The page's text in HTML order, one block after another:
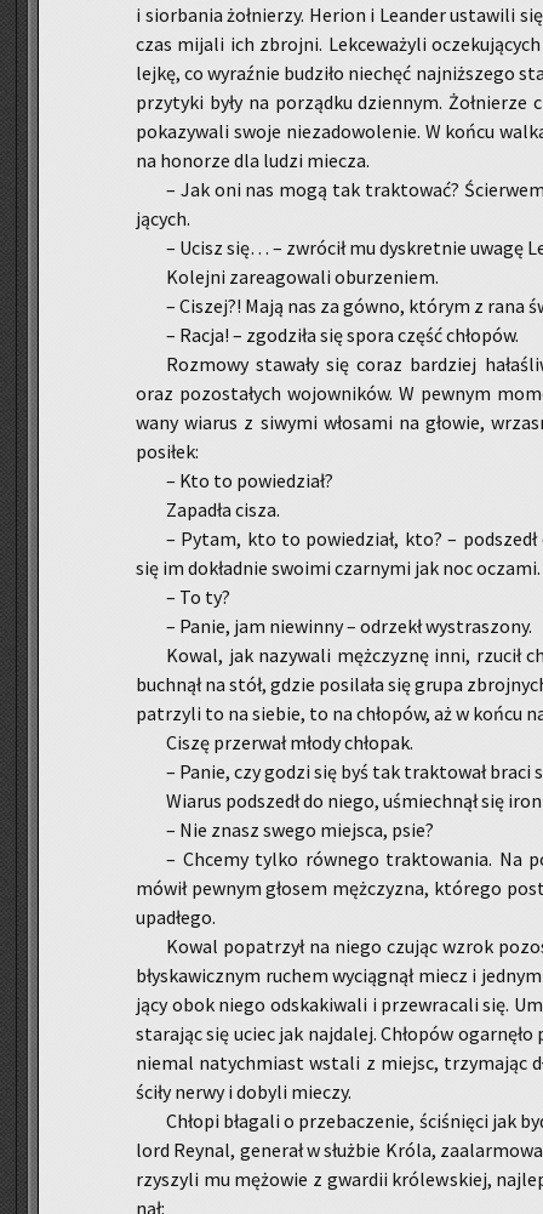
i sior­ba­nia żoł­nie­rzy. He­rion i Le­an­der usta­wi­li
czas mi­ja­li ich zbroj­ni. Lek­ce­wa­ży­li
lej­kę, co wy­raź­nie bu­dzi­ło nie­chęć naj­niż­sze­go
przy­ty­ki były na po­rząd­ku dzien­nym.
po­ka­zy­wa­li swoje nie­za­do­wo­le­nie. W końcu
na ho­no­rze dla ludzi mie­cza.
– Jak oni nas mogą tak trak­to­wać?
ją­cych.
– Ucisz się… – zwró­cił mu dys­kret­nie uwagę
Ko­lej­ni za­re­ago­wa­li obu­rze­niem.
– Ci­szej?! Mają nas za gówno, któ­rym z rana
– Racja! – zgo­dzi­ła się spora część chło­pów.
Roz­mo­wy sta­wa­ły się coraz bar­dziej
oraz po­zo­sta­łych wo­jow­ni­ków. W pew­nym
wa­ny wia­rus z si­wy­mi wło­sa­mi na gło­wie,
po­si­łek:
– Kto to po­wie­dział?
Za­pa­dła cisza.
– Pytam, kto to po­wie­dział, kto? – pod­szedł
się im do­kład­nie swo­imi czar­ny­mi jak noc ocza­mi.
– To ty?
– Panie, jam nie­win­ny – od­rzekł wy­stra­szo­ny.
Kowal, jak na­zy­wa­li męż­czy­znę inni, rzu­cił
buch­nął na stół, gdzie po­si­la­ła się grupa
pa­trzy­li to na sie­bie, to na chło­pów, aż w końcu
Ciszę prze­rwał młody chło­pak.
– Panie, czy godzi się byś tak trak­to­wał braci
Wia­rus pod­szedł do niego, uśmiech­nął się
– Nie znasz swego miej­sca, psie?
– Chce­my tylko rów­ne­go trak­to­wa­nia. Na
mówił pew­nym gło­sem męż­czy­zna, któ­re­go
upa­dłe­go.
Kowal po­pa­trzył na niego czu­jąc wzrok
bły­ska­wicz­nym ru­chem wy­cią­gnął miecz i
ją­cy obok niego od­ska­ki­wa­li i prze­wra­ca­li się.
sta­ra­jąc się uciec jak naj­da­lej. Chło­pów
nie­mal na­tych­miast wsta­li z miejsc, trzy­ma­jąc
ści­ły nerwy i do­by­li mie­czy.
Chło­pi bła­ga­li o prze­ba­cze­nie, ści­śnię­ci jak
lord Rey­nal, ge­ne­rał w służ­bie Króla,
rzy­szy­li mu mę­żo­wie z gwar­dii kró­lew­skiej,
nął: